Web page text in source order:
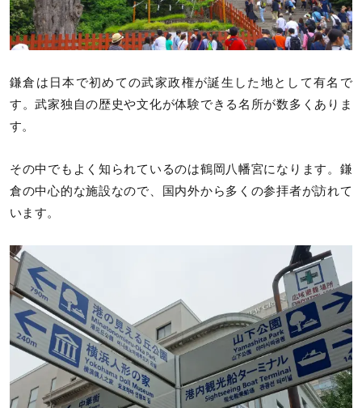
鎌倉は日本で初めての武家政権が誕生した地として有名で
す。武家独自の歴史や文化が体験できる名所が数多くありま
す。
その中でもよく知られているのは鶴岡八幡宮になります。鎌
倉の中心的な施設なので、国内外から多くの参拝者が訪れて
います。